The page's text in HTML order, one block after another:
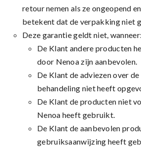
retour nemen als ze ongeopend
betekent dat de verpakking niet
Deze garantie geldt niet, wanneer:
De Klant andere producten
door Nenoa zijn aanbevolen.
De Klant de adviezen over
behandeling niet heeft
De Klant de producten niet
Nenoa heeft gebruikt.
De Klant de aanbevolen
gebruiksaanwijzing heeft